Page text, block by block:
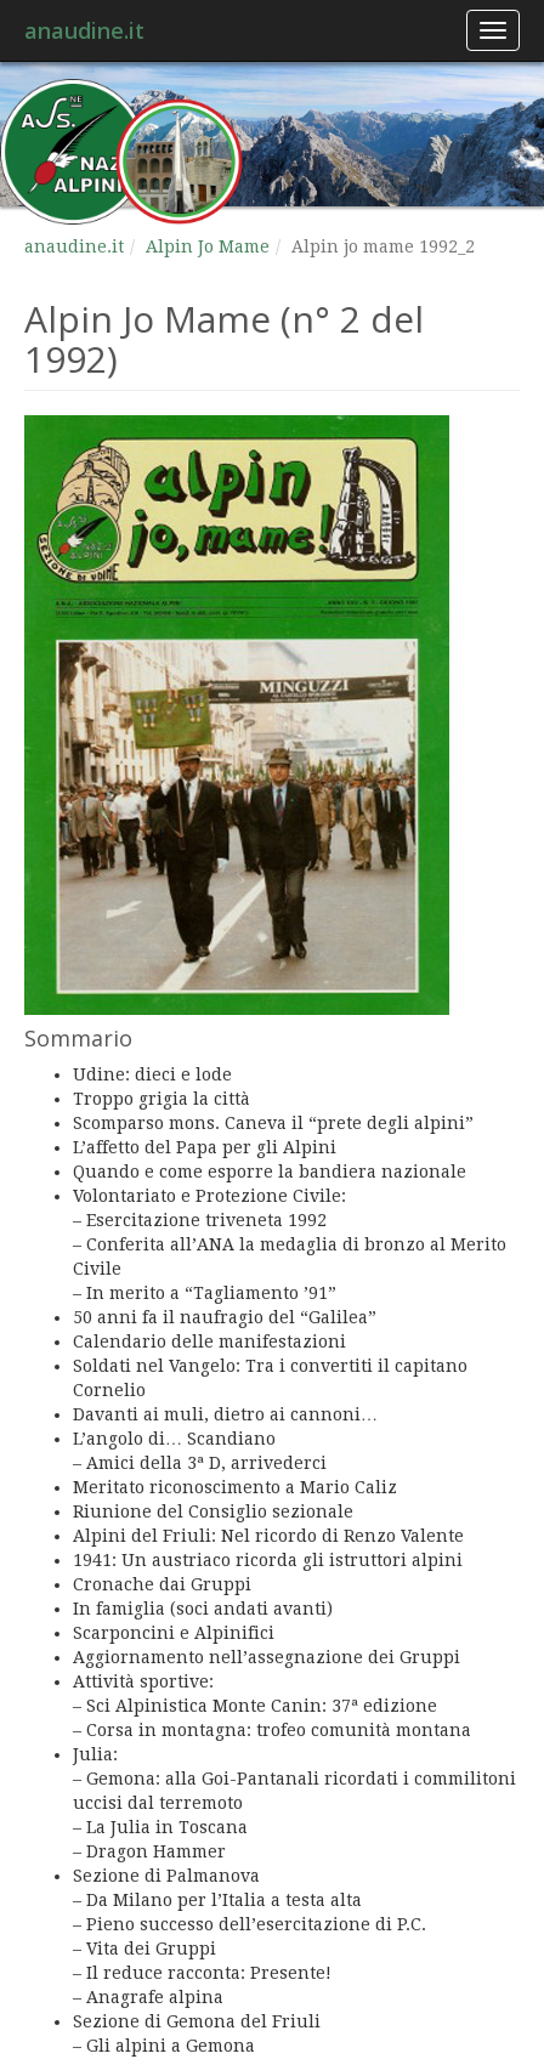
anaudine.it
anaudine.it Alpin Jo Mame Alpin jo mame 1992_2
Alpin Jo Mame (n° 2 del
1992)
Sommario
Udine: dieci e lode
Troppo grigia la città
Scomparso mons. Caneva il “prete degli alpini”
L’affetto del Papa per gli Alpini
Quando e come esporre la bandiera nazionale
Volontariato e Protezione Civile:
– Esercitazione triveneta 1992
– Conferita all’ANA la medaglia di bronzo al Merito
Civile
– In merito a “Tagliamento ’91”
50 anni fa il naufragio del “Galilea”
Calendario delle manifestazioni
Soldati nel Vangelo: Tra i convertiti il capitano
Cornelio
Davanti ai muli, dietro ai cannoni…
L’angolo di… Scandiano
– Amici della 3ª D, arrivederci
Meritato riconoscimento a Mario Caliz
Riunione del Consiglio sezionale
Alpini del Friuli: Nel ricordo di Renzo Valente
1941: Un austriaco ricorda gli istruttori alpini
Cronache dai Gruppi
In famiglia (soci andati avanti)
Scarponcini e Alpinifici
Aggiornamento nell’assegnazione dei Gruppi
Attività sportive:
– Sci Alpinistica Monte Canin: 37ª edizione
– Corsa in montagna: trofeo comunità montana
Julia:
– Gemona: alla Goi-Pantanali ricordati i commilitoni
uccisi dal terremoto
– La Julia in Toscana
– Dragon Hammer
Sezione di Palmanova
– Da Milano per l’Italia a testa alta
– Pieno successo dell’esercitazione di P.C.
– Vita dei Gruppi
– Il reduce racconta: Presente!
– Anagrafe alpina
Sezione di Gemona del Friuli
– Gli alpini a Gemona